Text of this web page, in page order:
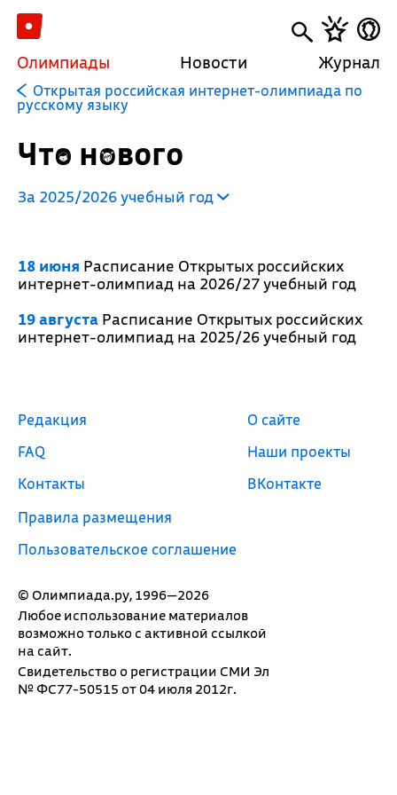
Олимпиады Новости Журнал
Открытая российская интернет-олимпиада по
русскому языку
Что нового
За 2025/2026 учебный год
18 июня Расписание Открытых российских
интернет-олимпиад на 2026/27 учебный год
19 августаРасписание Открытых российских
интернет-олимпиад на 2025/26 учебный год
© Олимпиада.ру, 1996—2026
Любое использование материалов
возможно только с активной ссылкой
на сайт.
Свидетельство о регистрации СМИ Эл
№ ФС77-50515 от 04 июля 2012г.
Редакция
FAQ
Контакты
Правила размещения
Пользовательское соглашение
О сайте
Наши проекты
ВКонтакте